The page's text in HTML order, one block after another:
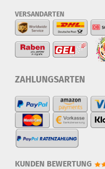
VERSANDARTEN
ZAHLUNGSARTEN
KUNDEN BEWERTUNG